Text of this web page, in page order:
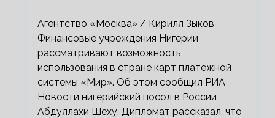
Агентство «Москва» / Кирилл Зыков
Финансовые учреждения Нигерии
рассматривают возможность
использования в стране карт платежной
системы «Мир». Об этом сообщил РИА
Новости нигерийский посол в России
Абдуллахи Шеху. Дипломат рассказал, что